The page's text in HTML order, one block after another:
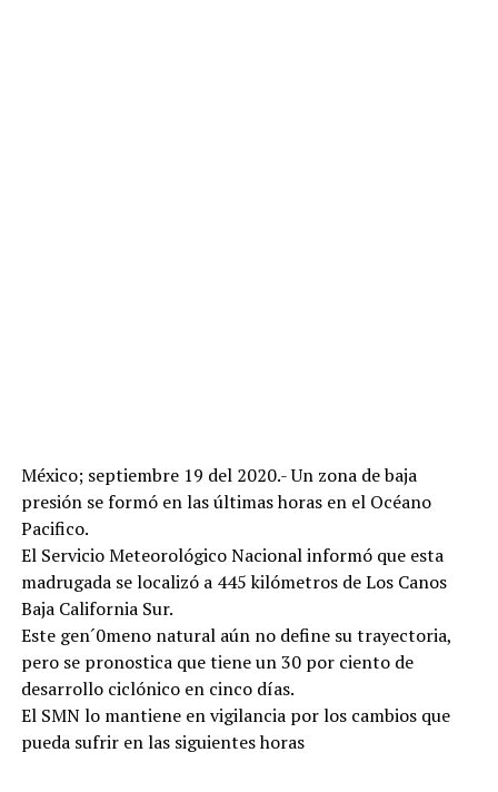
México; septiembre 19 del 2020.- Un zona de baja
presión se formó en las últimas horas en el Océano
Pacifico.
El Servicio Meteorológico Nacional informó que esta
madrugada se localizó a 445 kilómetros de Los Canos
Baja California Sur.
Este gen´0meno natural aún no define su trayectoria,
pero se pronostica que tiene un 30 por ciento de
desarrollo ciclónico en cinco días.
El SMN lo mantiene en vigilancia por los cambios que
pueda sufrir en las siguientes horas